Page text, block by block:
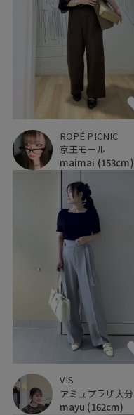
ROPÉ PICNIC
京王モール
maimai (153cm)
VIS
アミュプラザ大分
mayu (162cm)